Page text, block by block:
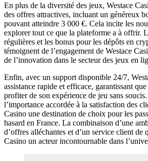
En plus de la diversité des jeux, Westace
des offres attractives, incluant un généreux
pouvant atteindre 3 000 €. Cela incite les
explorer tout ce que la plateforme a à offrir.
régulières et les bonus pour les dépôts en
témoignent de l’engagement de Westace
de l’innovation dans le secteur des jeux en
Enfin, avec un support disponible 24/7,
assistance rapide et efficace, garantissant
profiter de son expérience de jeu sans
l’importance accordée à la satisfaction des
Casino une destination de choix pour les
hasard en France. La combinaison d’une
d’offres alléchantes et d’un service client de
Casino un acteur incontournable dans